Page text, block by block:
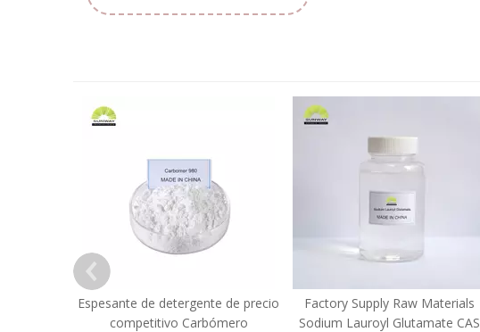
Espesante de detergente de precio
competitivo Carbómero
Factory Supply Raw Materials
Sodium Lauroyl Glutamate CAS